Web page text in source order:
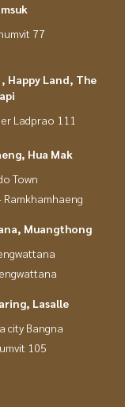
77
Happy Land, The
Ladprao 111
Hua Mak
Town
Ramkhamhaeng
Muangthong
Lasalle
city Bangna
105